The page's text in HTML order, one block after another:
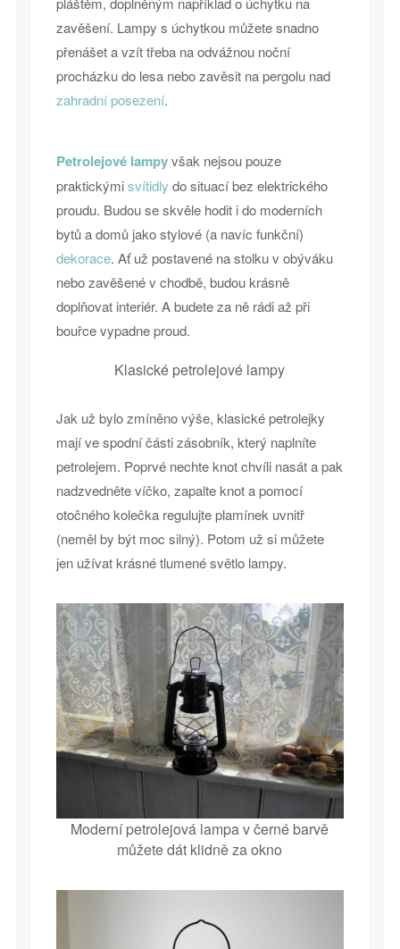
zavěšení. Lampy s úchytkou můžete snadno
přenášet a vzít třeba na odvážnou noční
procházku do lesa nebo zavěsit na pergolu nad
zahradní posezení.
Petrolejové lampyvšak nejsou pouze
praktickýmisvítidly do situací bez elektrického
proudu. Budou se skvěle hodit i do moderních
bytů a domů jako stylové (a navíc funkční)
dekorace. Ať už postavené na stolku v obýváku
nebo zavěšené v chodbě, budou krásně
doplňovat interiér. A budete za ně rádi až při
bouřce vypadne proud.
Klasické petrolejové lampy
Jak už bylo zmíněno výše, klasické petrolejky
mají ve spodní části zásobník, který naplníte
petrolejem. Poprvé nechte knot chvíli nasát a pak
nadzvedněte víčko, zapalte knot a pomocí
otočného kolečka regulujte plamínek uvnitř
(neměl by být moc silný). Potom už si můžete
jen užívat krásné tlumené světlo lampy.
Moderní petrolejová lampa v černé barvě
můžete dát klidně za okno